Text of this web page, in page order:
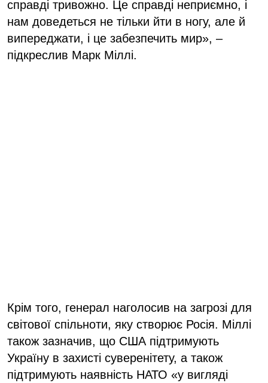
справді тривожно. Це справді неприємно, і
нам доведеться не тільки йти в ногу, але й
випереджати, і це забезпечить мир», –
підкреслив Марк Міллі.
Крім того, генерал наголосив на загрозі для
світової спільноти, яку створює Росія. Міллі
також зазначив, що США підтримують
Україну в захисті суверенітету, а також
підтримують наявність НАТО «у вигляді